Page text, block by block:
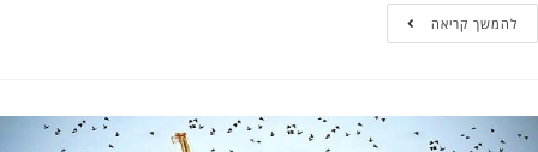
קריאה